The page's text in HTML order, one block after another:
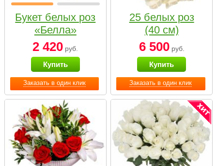
Заказать в один клик
Букет белых роз
«Белла»
2 420 руб.
Купить
Заказать в один клик
25 белых роз
(40 см)
6 500руб.
Купить